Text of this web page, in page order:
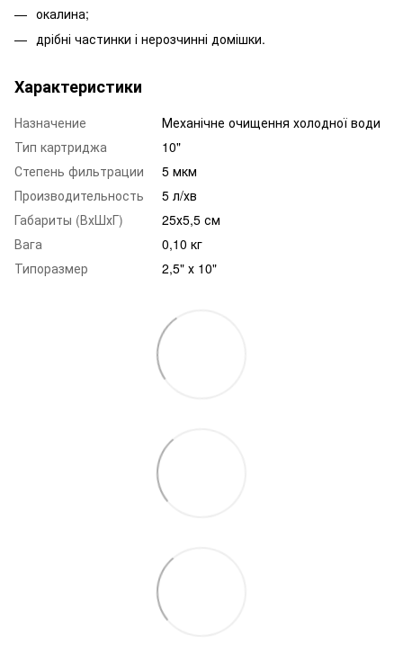
окалина;
дрібні частинки і нерозчинні домішки.
Характеристики
Назначение
Механічне очищення холодної води
Тип картриджа
10"
Степень фильтрации
5 мкм
Производительность
5 л/хв
Габариты (ВхШхГ)
25х5,5 см
Вага
0,10 кг
Типоразмер
2,5" х 10"